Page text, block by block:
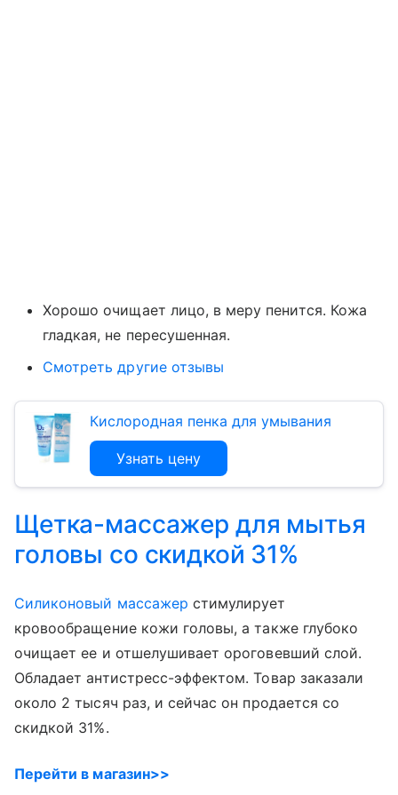
Хорошо очищает лицо, в меру пенится. Кожа
гладкая, не пересушенная.
Смотреть другие отзывы
Кислородная пенка для умывания
Узнать цену
Щетка-массажер для мытья
головы со скидкой 31%
Силиконовый массажер стимулирует
кровообращение кожи головы, а также глубоко
очищает ее и отшелушивает ороговевший слой.
Обладает антистресс-эффектом. Товар заказали
около 2 тысяч раз, и сейчас он продается со
скидкой 31%.
Перейти в магазин>>